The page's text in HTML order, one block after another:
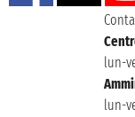
lun-
lun-